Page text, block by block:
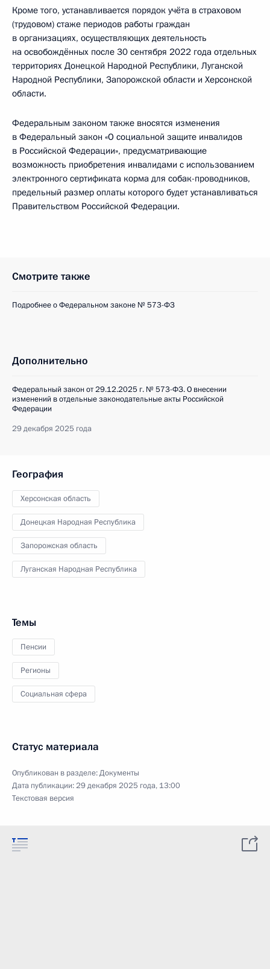
Кроме того, устанавливается порядок учёта в страховом
(трудовом) стаже периодов работы граждан
в организациях, осуществляющих деятельность
на освобождённых после 30 сентября 2022 года отдельных
территориях Донецкой Народной Республики, Луганской
Народной Республики, Запорожской области и Херсонской
области.
Федеральным законом также вносятся изменения
в Федеральный закон «О социальной защите инвалидов
в Российской Федерации», предусматривающие
возможность приобретения инвалидами с использованием
электронного сертификата корма для собак-проводников,
предельный размер оплаты которого будет устанавливаться
Правительством Российской Федерации.
Смотрите также
Подробнее о Федеральном законе № 573-ФЗ
Дополнительно
Федеральный закон от 29.12.2025 г. № 573-ФЗ. О внесении
изменений в отдельные законодательные акты Российской
Федерации
29 декабря 2025 года
География
Херсонская область
Донецкая Народная Республика
Запорожская область
Луганская Народная Республика
Темы
Пенсии
Регионы
Социальная сфера
Статус материала
Опубликован в разделе:Документы
Дата публикации:29 декабря 2025 года, 13:00
Текстовая версия